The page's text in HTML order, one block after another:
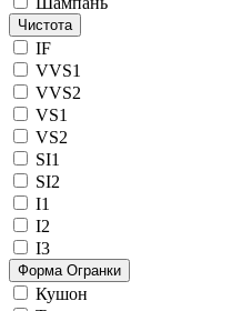
Чистота
IF
VVS1
VVS2
VS1
VS2
SI1
SI2
I1
I2
I3
Форма Огранки
Кушон